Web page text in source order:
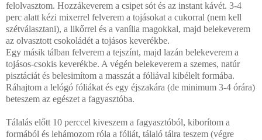
felolvasztom. Hozzákeverem a csipet sót és az instant kávét. 3-4
perc alatt kézi mixerrel felverem a tojásokat a cukorral (nem kell
szétválasztani), a likőrrel és a vanília magokkal, majd belekeverem
az olvasztott csokoládét a tojásos keverékbe.
Egy másik tálban felverem a tejszínt, majd lazán belekeverem a
tojásos-csokis keverékbe. A végén belekeverem a szemes, natúr
pisztáciát és belesimítom a masszát a fóliával kibélelt formába.
Ráhajtom a lelógó fóliákat és egy éjszakára (de minimum 3-4 órára)
beteszem az egészet a fagyasztóba.
Tálalás előtt 10 perccel kiveszem a fagyasztóból, kiborítom a
formából és lehámozom róla a fóliát, tálaló tálra teszem (végre